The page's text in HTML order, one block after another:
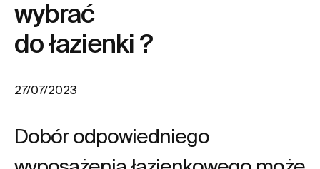
wybrać
do łazienki ?
27/07/2023
Dobór odpowiedniego